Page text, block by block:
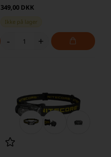
349,00 DKK
Ikke på lager
- +